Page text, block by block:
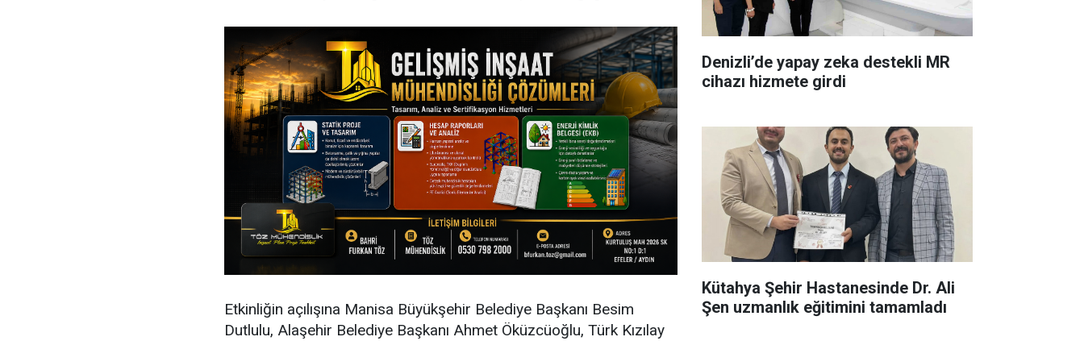
Etkinliğin açılışına Manisa Büyükşehir Belediye Başkanı Besim
Dutlulu, Alaşehir Belediye Başkanı Ahmet Öküzcüoğlu, Türk Kızılay
Denizli’de yapay zeka destekli MR
cihazı hizmete girdi
Kütahya Şehir Hastanesinde Dr. Ali
Şen uzmanlık eğitimini tamamladı